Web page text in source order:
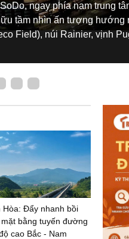
ngay phía nam trung
tầm nhìn ấn tượng hướng
Field), núi Rainier, vịnh
Hòa: Đẩy nhanh bồi
bằng tuyến đường
cao Bắc - Nam